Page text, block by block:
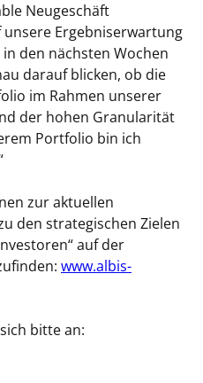
Neugeschäft
Ergebniserwartung
den nächsten Wochen
darauf blicken, ob die
im Rahmen unserer
der hohen Granularität
Portfolio bin ich
zur aktuellen
den strategischen Zielen
auf der
www.albis-
bitte an: